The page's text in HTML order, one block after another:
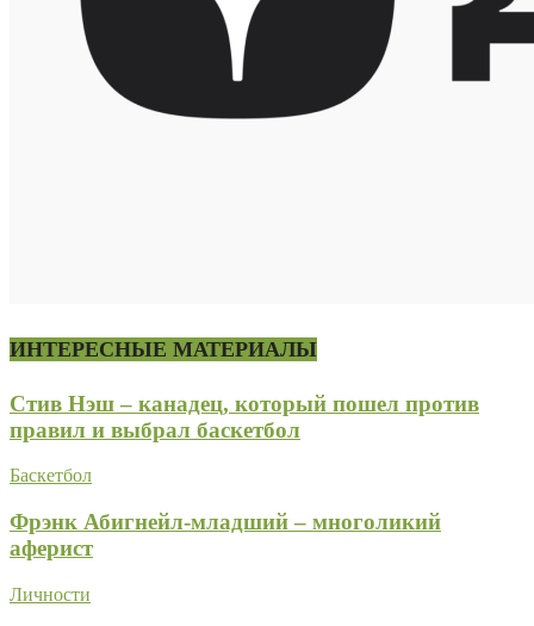
ИНТЕРЕСНЫЕ МАТЕРИАЛЫ
Стив Нэш – канадец, который пошел против
правил и выбрал баскетбол
Баскетбол
Фрэнк Абигнейл-младший – многоликий
аферист
Личности